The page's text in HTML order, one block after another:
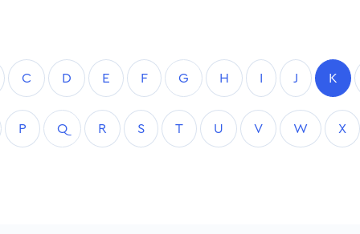
C D E F G H I J K
P Q R S T U V W X